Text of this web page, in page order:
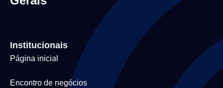
Institucionais
Página inicial
Encontro de negócios